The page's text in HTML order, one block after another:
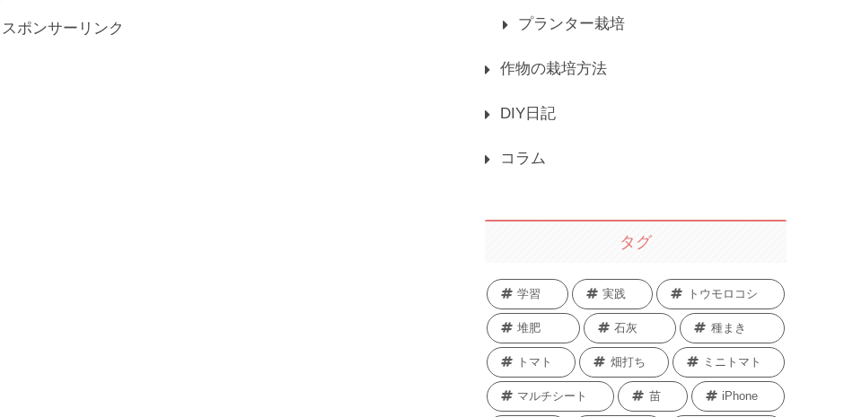
スポンサーリンク プランター栽培
作物の栽培方法
DIY日記
コラム
タグ
学習 実践 トウモロコシ
堆肥 石灰 種まき
トマト 畑打ち ミニトマト
マルチシート 苗 iPhone